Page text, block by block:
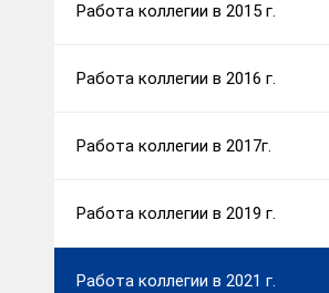
Работа коллегии в 2015 г.
Работа коллегии в 2016 г.
Работа коллегии в 2017г.
Работа коллегии в 2019 г.
Работа коллегии в 2021 г.